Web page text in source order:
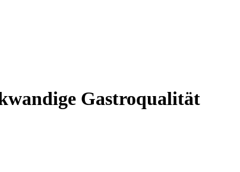
Gastroqualität